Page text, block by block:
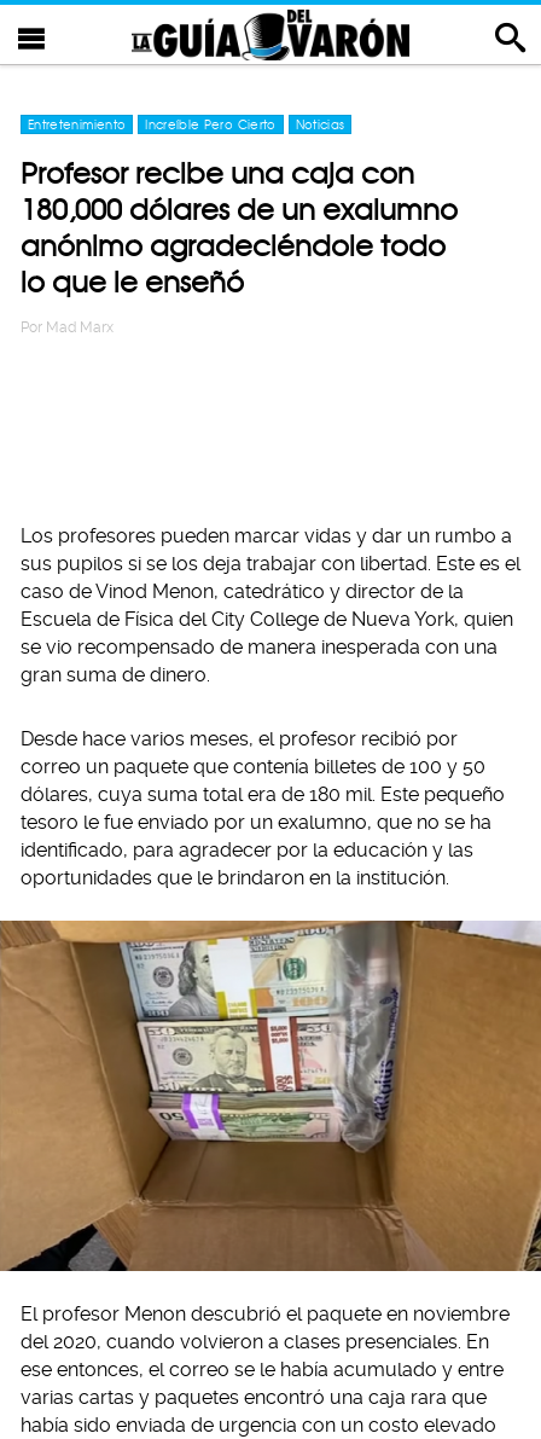
Entretenimiento Increíble Pero Cierto Noticias
Profesor recibe una caja con
180,000 dólares de un exalumno
anónimo agradeciéndole todo
lo que le enseñó
Por Mad Marx
Los profesores pueden marcar vidas y dar un rumbo a
sus pupilos si se los deja trabajar con libertad. Este es el
caso de Vinod Menon, catedrático y director de la
Escuela de Física del City College de Nueva York, quien
se vio recompensado de manera inesperada con una
gran suma de dinero.
Desde hace varios meses, el profesor recibió por
correo un paquete que contenía billetes de 100 y 50
dólares, cuya suma total era de 180 mil. Este pequeño
tesoro le fue enviado por un exalumno, que no se ha
identificado, para agradecer por la educación y las
oportunidades que le brindaron en la institución.
El profesor Menon descubrió el paquete en noviembre
del 2020, cuando volvieron a clases presenciales. En
ese entonces, el correo se le había acumulado y entre
varias cartas y paquetes encontró una caja rara que
había sido enviada de urgencia con un costo elevado